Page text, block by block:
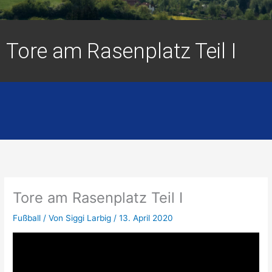
Tore am Rasenplatz Teil I
Tore am Rasenplatz Teil I
Fußball / Von Siggi Larbig/13. April 2020